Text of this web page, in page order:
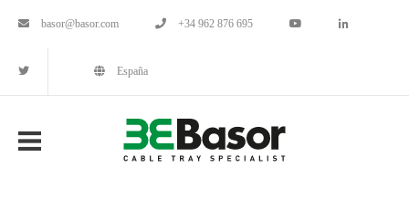
basor@basor.com +34 962 876 695
España